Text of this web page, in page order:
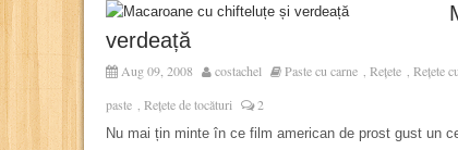
verdeață
Aug 09, 2008 costachel Paste cu carne , Rețete , Rețete
paste , Rețete de tocături 2
Nu mai țin minte în ce film american de prost gust un